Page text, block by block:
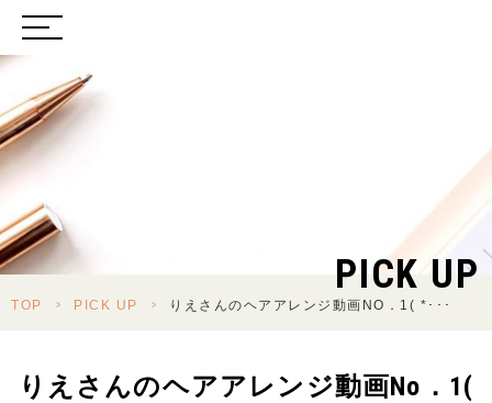
PICK UP
TOP > PICK UP > りえさんのヘアアレンジ動画NO．1( *･･･
りえさんのヘアアレンジ動画No．1(